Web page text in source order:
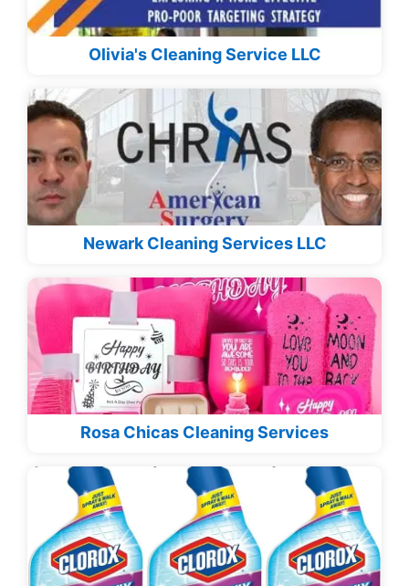
Olivia's Cleaning Service LLC
Newark Cleaning Services LLC
Rosa Chicas Cleaning Services